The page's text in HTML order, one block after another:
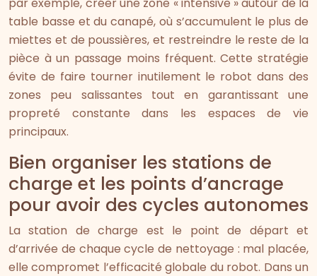
table basse et du canapé, où s’accumulent le plus de
miettes et de poussières, et restreindre le reste de la
pièce à un passage moins fréquent. Cette stratégie
évite de faire tourner inutilement le robot dans des
zones peu salissantes tout en garantissant une
propreté constante dans les espaces de vie
principaux.
Bien organiser les stations de
charge et les points d’ancrage
pour avoir des cycles autonomes
La station de charge est le point de départ et
d’arrivée de chaque cycle de nettoyage : mal placée,
elle compromet l’efficacité globale du robot. Dans un